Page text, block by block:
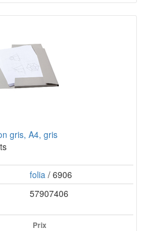
gris, A4, gris
folia / 6906
57907406
Prix